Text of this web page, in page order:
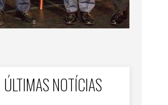
ÚLTIMAS NOTÍCIAS